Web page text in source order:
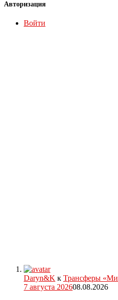
Авторизация
Войти
Daryn&K к Трансферы
7 августа 202608.08.2026